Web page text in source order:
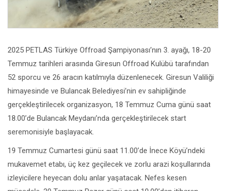
2025 PETLAS Türkiye Offroad Şampiyonası’nın 3. ayağı, 18-20
Temmuz tarihleri arasında Giresun Offroad Kulübü tarafından
52 sporcu ve 26 aracın katılmıyla düzenlenecek. Giresun Valiliği
himayesinde ve Bulancak Belediyesi’nin ev sahipliğinde
gerçekleştirilecek organizasyon, 18 Temmuz Cuma günü saat
18.00’de Bulancak Meydanı’nda gerçekleştirilecek start
seremonisiyle başlayacak.
19 Temmuz Cumartesi günü saat 11.00’de İnece Köyü’ndeki
mukavemet etabı, üç kez geçilecek ve zorlu arazi koşullarında
izleyicilere heyecan dolu anlar yaşatacak. Nefes kesen